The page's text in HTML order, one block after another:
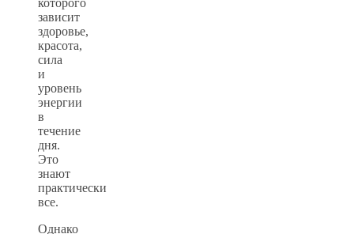
зависит
здоровье,
красота,
сила
и
уровень
энергии
в
течение
дня.
Это
знают
практически
все.
Однако